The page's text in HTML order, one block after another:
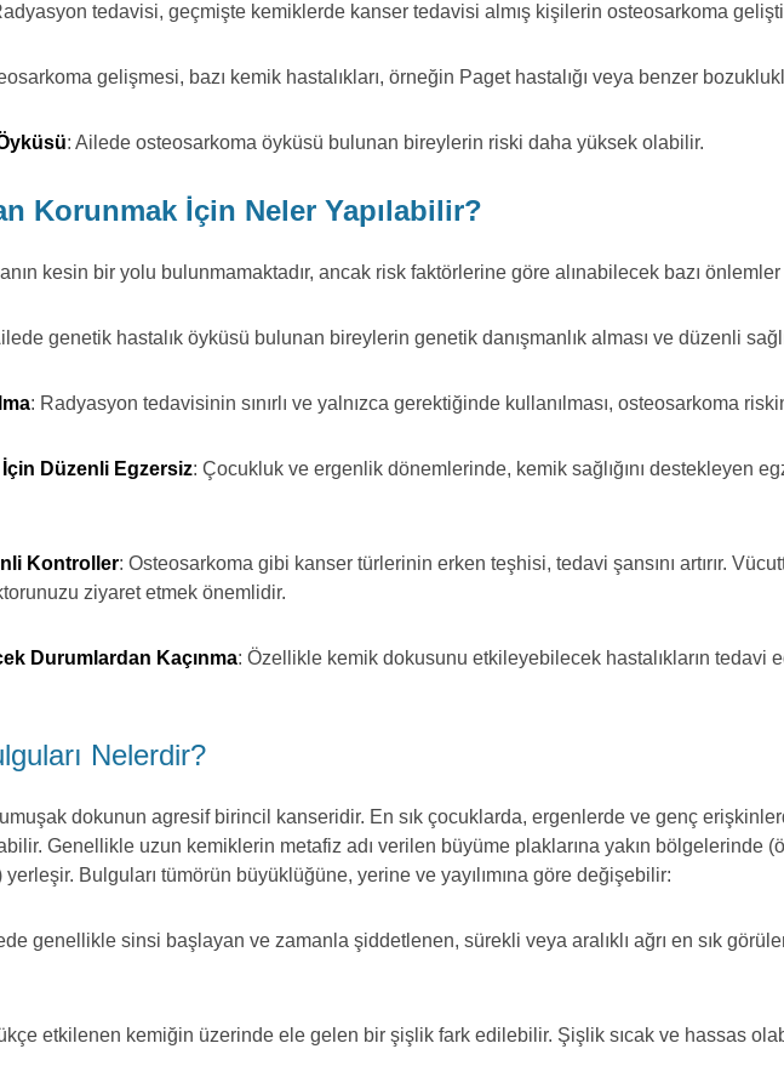
tedavisi, geçmişte kemiklerde kanser tedavisi almış kişilerin osteosarkoma
gelişmesi, bazı kemik hastalıkları, örneğin Paget hastalığı veya benzer
: Ailede osteosarkoma öyküsü bulunan bireylerin riski daha yüksek olabilir.
Korunmak İçin Neler Yapılabilir?
kesin bir yolu bulunmamaktadır, ancak risk faktörlerine göre alınabilecek bazı önlemler
genetik hastalık öyküsü bulunan bireylerin genetik danışmanlık alması ve düzenli
: Radyasyon tedavisinin sınırlı ve yalnızca gerektiğinde kullanılması, osteosarkoma
İçin Düzenli Egzersiz: Çocukluk ve ergenlik dönemlerinde, kemik sağlığını destekleyen
Kontroller: Osteosarkoma gibi kanser türlerinin erken teşhisi, tedavi şansını artırır.
ziyaret etmek önemlidir.
Durumlardan Kaçınma: Özellikle kemik dokusunu etkileyebilecek hastalıkların tedavi
Nelerdir?
dokunun agresif birincil kanseridir. En sık çocuklarda, ergenlerde ve genç
Genellikle uzun kemiklerin metafiz adı verilen büyüme plaklarına yakın bölgelerinde
Bulguları tümörün büyüklüğüne, yerine ve yayılımına göre değişebilir:
genellikle sinsi başlayan ve zamanla şiddetlenen, sürekli veya aralıklı ağrı en sık
etkilenen kemiğin üzerinde ele gelen bir şişlik fark edilebilir. Şişlik sıcak ve hassas